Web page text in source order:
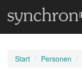
Start Personen